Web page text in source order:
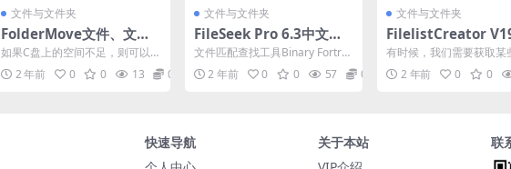
文件与文件夹
FolderMove文件、文件
夹链接式移动v1.3 / 解决C
盘空间不足
如果C盘上的空间不足，则可以
把已安装程序移动到其他文件夹
或磁盘，而且无需重新安装...
2 年前 0 0 13 0
文件与文件夹
FileSeek Pro 6.3中文注
册版-文件字符串搜索工具
文件匹配查找工具Binary Fortres
s Software FileSee...
2 年前 0 0 57 0
文件与文件夹
FilelistCreator
19 批量生成文件名
创建文件夹列表工具
有时候，我们需要获取某
的全部名称，怎么办？
多种解决方案，百度一搜
2 年前 0 0
快速导航
关于本站
联